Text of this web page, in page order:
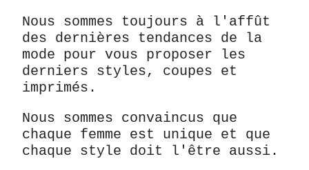
Nous sommes toujours à l'affût
des dernières tendances de la
mode pour vous proposer les
derniers styles, coupes et
imprimés.
Nous sommes convaincus que
chaque femme est unique et que
chaque style doit l'être aussi.